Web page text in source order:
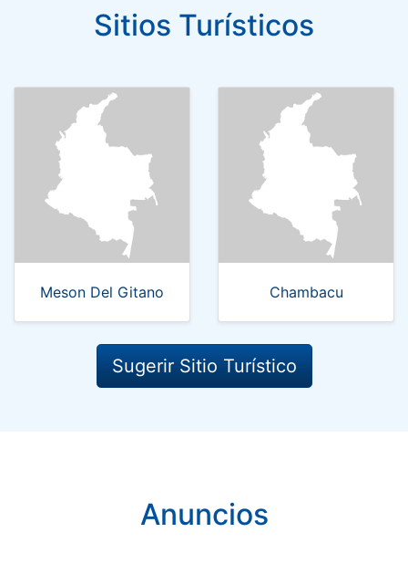
Sitios Turísticos
Meson Del Gitano Chambacu
Sugerir Sitio Turístico
Anuncios